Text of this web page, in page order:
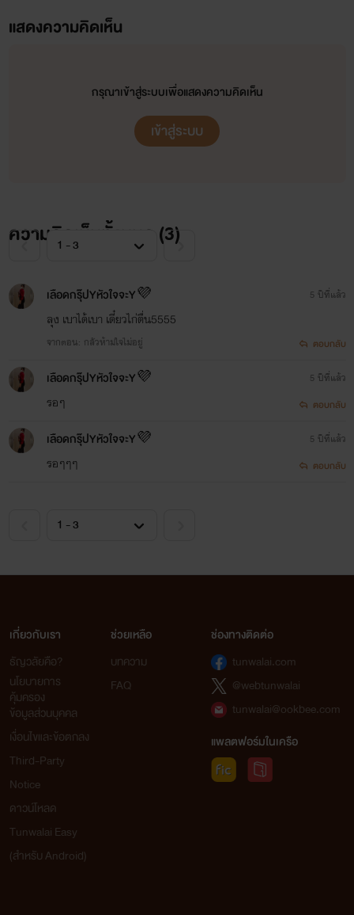
ฝากด้วยนะคะ
แสดงความคิดเห็น
กรุณาเข้าสู่ระบบเพื่อแสดงความคิดเห็น
เข้าสู่ระบบ
ความคิดเห็นทั้งหมด (3)
เลือดกรุ๊ปYหัวใจจะY💜
ลุง เบาได้เบา เดี๋ยวไก่ตื่น5555
จากตอน: กลัวห้ามใจไม่อยู่
5 ปีที่แล้ว
ตอบกลับ
เลือดกรุ๊ปYหัวใจจะY💜
รอๆ
5 ปีที่แล้ว
ตอบกลับ
เลือดกรุ๊ปYหัวใจจะY💜
รอๆๆๆ
5 ปีที่แล้ว
ตอบกลับ
เกี่ยวกับเรา
ธัญวลัยคือ?
นโยบายการ
คุ้มครอง
ข้อมูลส่วนบุคคล
เงื่อนไขและข้อตกลง
Third-Party
Notice
ดาวน์โหลด
Tunwalai Easy
(สำหรับ Android)
ช่วยเหลือ
บทความ
FAQ
ช่องทางติดต่อ
tunwalai.com
@webtunwalai
tunwalai@ookbee.com
แพลตฟอร์มในเครือ